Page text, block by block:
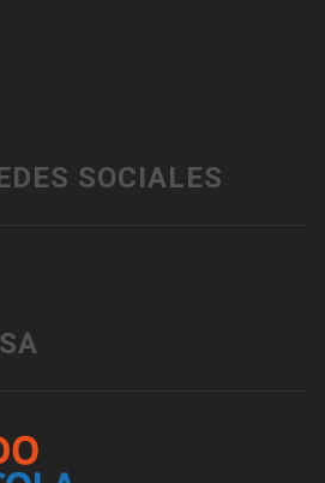
SOCIALES